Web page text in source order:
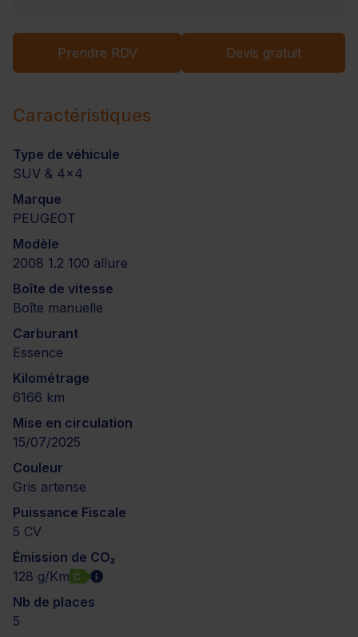
Prendre RDV Devis gratuit
Caractéristiques
Type de véhicule
SUV & 4x4
Marque
PEUGEOT
Modèle
2008 1.2 100 allure
Boîte de vitesse
Boîte manuelle
Carburant
Essence
Kilométrage
6166 km
Mise en circulation
15/07/2025
Couleur
Gris artense
Puissance Fiscale
5 CV
Émission de CO₂
128 g/Km C
Nb de places
5